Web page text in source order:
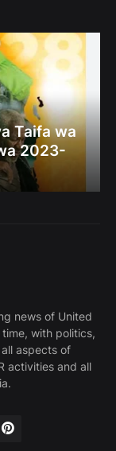
Taifa wa
2023-
news of United
with politics,
aspects of
activities and all